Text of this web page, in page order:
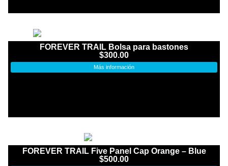
FOREVER TRAIL Bolsa para bastones
$300.00
Más información
FOREVER TRAIL Five Panel Cap Orange – Blue
$500.00